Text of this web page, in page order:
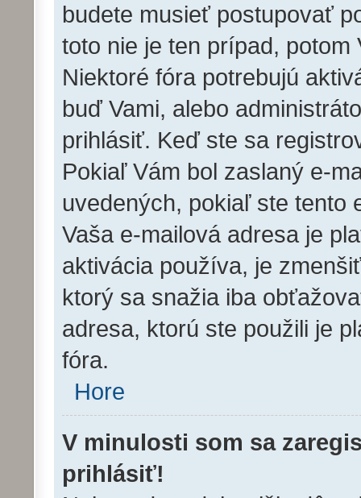
budete musieť postupovať
toto nie je ten prípad,
Niektoré fóra potrebujú
buď Vami, alebo
prihlásiť. Keď ste sa
Pokiaľ Vám bol zaslaný e-
uvedených, pokiaľ ste tento
Vaša e-mailová adresa je
aktivácia používa, je
ktorý sa snažia iba
adresa, ktorú ste použili je
fóra.
Hore
V minulosti som sa
prihlásiť!